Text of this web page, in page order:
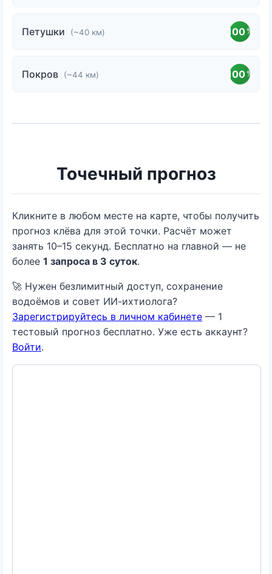
Петушки (~40 км) 100 %
Покров (~44 км) 100 %
Точечный прогноз
Кликните в любом месте на карте, чтобы получить
прогноз клёва для этой точки. Расчёт может
занять 10–15 секунд. Бесплатно на главной — не
более 1 запроса в 3 суток.
🚀 Нужен безлимитный доступ, сохранение
водоёмов и совет ИИ-ихтиолога?
Зарегистрируйтесь в личном кабинете — 1
тестовый прогноз бесплатно. Уже есть аккаунт?
Войти.